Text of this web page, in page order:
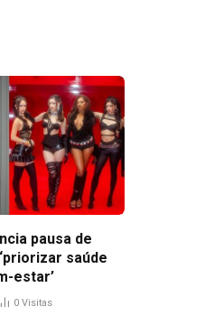
pausa de
saúde
estar’
0 Visitas